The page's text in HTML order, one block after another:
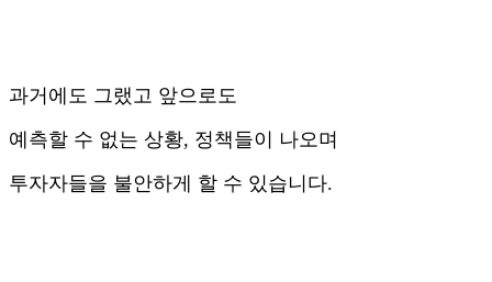
과거에도 그랬고 앞으로도
예측할 수 없는 상황, 정책들이 나오며
투자자들을 불안하게 할 수 있습니다.